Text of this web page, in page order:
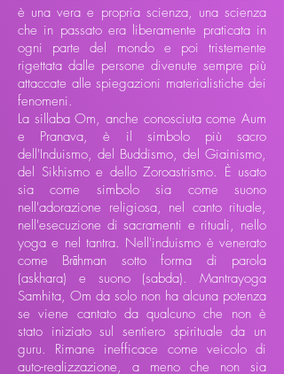
è una vera e propria scienza, una scienza
che in passato era liberamente praticata in
ogni parte del mondo e poi tristemente
rigettata dalle persone divenute sempre più
attaccate alle spiegazioni materialistiche dei
fenomeni.
La sillaba Om, anche conosciuta come Aum
e Pranava, è il simbolo più sacro
dell'Induismo, del Buddismo, del Giainismo,
del Sikhismo e dello Zoroastrismo. È usato
sia come simbolo sia come suono
nell'adorazione religiosa, nel canto rituale,
nell'esecuzione di sacramenti e rituali, nello
yoga e nel tantra. Nell'induismo è venerato
come Brāhman sotto forma di parola
(askhara) e suono (sabda). Mantrayoga
Samhita, Om da solo non ha alcuna potenza
se viene cantato da qualcuno che non è
stato iniziato sul sentiero spirituale da un
guru. Rimane inefficace come veicolo di
auto-realizzazione, a meno che non sia